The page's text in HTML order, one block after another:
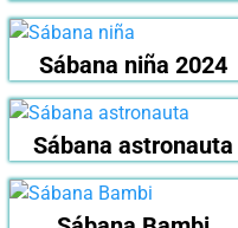
Sábana niña 2024
Sábana astronauta